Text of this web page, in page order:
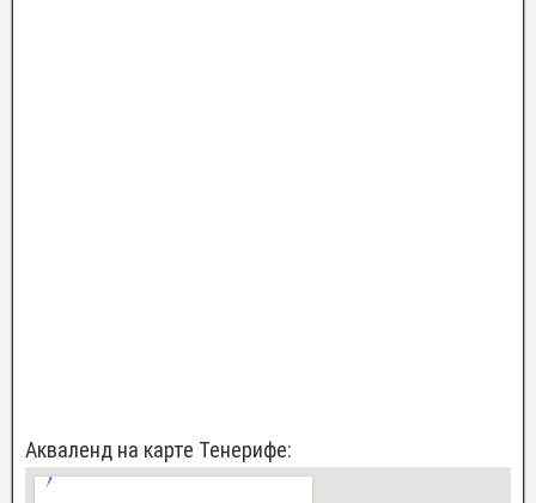
Акваленд на карте Тенерифе: